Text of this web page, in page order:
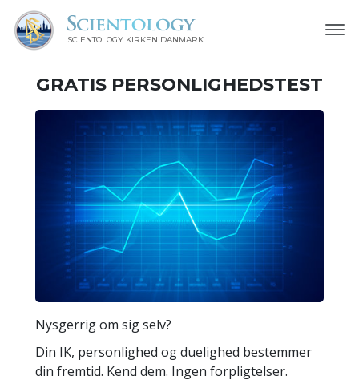
SCIENTOLOGY KIRKEN DANMARK
GRATIS PERSONLIGHEDSTEST
Nysgerrig om sig selv?
Din IK, personlighed og duelighed bestemmer
din fremtid. Kend dem. Ingen forpligtelser.